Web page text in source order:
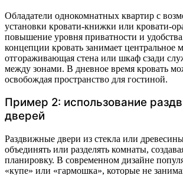
Обладатели однокомнатных квартир с
установки кровати-книжки или кровати-
повышение уровня приватности и
концепции кровать занимает центральное
отгораживающая стена или шкаф сзади
между зонами. В дневное время кровать
освобождая пространство для гостиной.
Пример 2: использование
дверей
Раздвижные двери из стекла или
объединять или разделять комнаты,
планировку. В современном дизайне
«купе» или «гармошка», которые не